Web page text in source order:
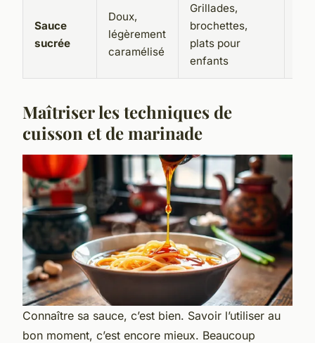
Sauce
sucrée
Doux,
légèrement
caramélisé
Grillades,
brochettes,
plats pour
enfants
Maîtriser les techniques de
cuisson et de marinade
Connaître sa sauce, c’est bien. Savoir l’utiliser au
bon moment, c’est encore mieux. Beaucoup